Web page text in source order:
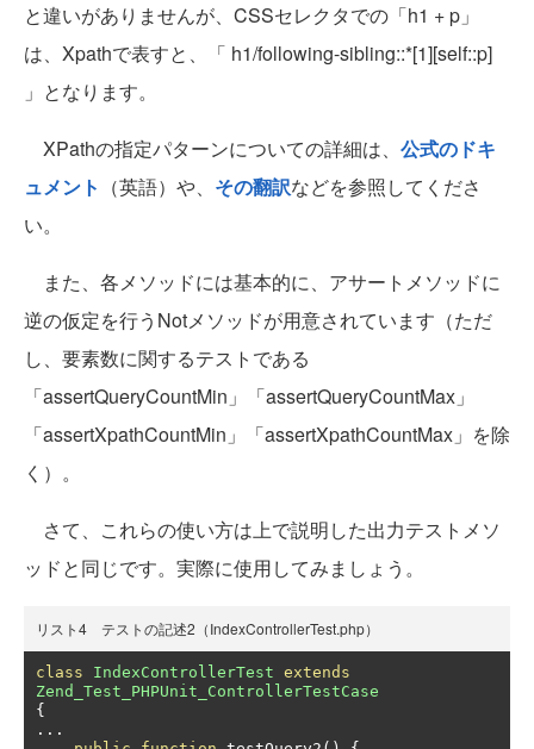
と違いがありませんが、CSSセレクタでの「h1 + p」
は、Xpathで表すと、「 h1/following-sibling::*[1][self::p]
」となります。
XPathの指定パターンについての詳細は、 公式のドキ
ュメント （英語）や、 その翻訳などを参照してくださ
い。
また、各メソッドには基本的に、アサートメソッドに
逆の仮定を行うNotメソッドが用意されています（ただ
し、要素数に関するテストである
「assertQueryCountMin」「assertQueryCountMax」
「assertXpathCountMin」「assertXpathCountMax」を除
く）。
さて、これらの使い方は上で説明した出力テストメソ
ッドと同じです。実際に使用してみましょう。
リスト4 テストの記述2（IndexControllerTest.php）
class IndexControllerTest extends
Zend_Test_PHPUnit_ControllerTestCase
{
...